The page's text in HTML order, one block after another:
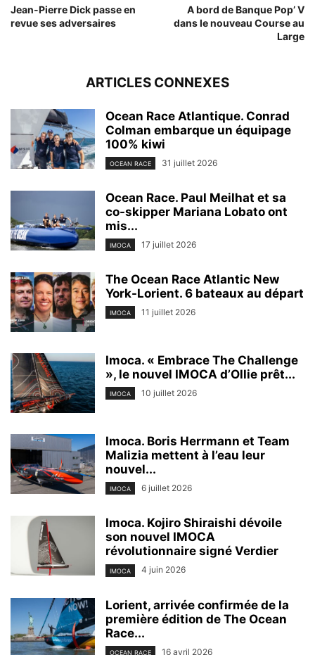
Jean-Pierre Dick passe en
revue ses adversaires
A bord de Banque Pop’ V
dans le nouveau Course au
Large
ARTICLES CONNEXES
Ocean Race Atlantique. Conrad
Colman embarque un équipage
100% kiwi
OCEAN RACE 31 juillet 2026
Ocean Race. Paul Meilhat et sa
co-skipper Mariana Lobato ont
mis...
IMOCA 17 juillet 2026
The Ocean Race Atlantic New
York-Lorient. 6 bateaux au départ
IMOCA 11 juillet 2026
Imoca. « Embrace The Challenge
», le nouvel IMOCA d’Ollie prêt...
IMOCA 10 juillet 2026
Imoca. Boris Herrmann et Team
Malizia mettent à l’eau leur
nouvel...
IMOCA 6 juillet 2026
Imoca. Kojiro Shiraishi dévoile
son nouvel IMOCA
révolutionnaire signé Verdier
IMOCA 4 juin 2026
Lorient, arrivée confirmée de la
première édition de The Ocean
Race...
OCEAN RACE 16 avril 2026